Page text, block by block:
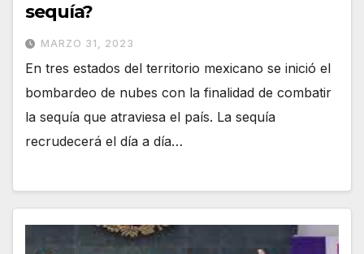
sequía?
MARZO 31, 2023
En tres estados del territorio mexicano se inició el
bombardeo de nubes con la finalidad de combatir
la sequía que atraviesa el país. La sequía
recrudecerá el día a día…